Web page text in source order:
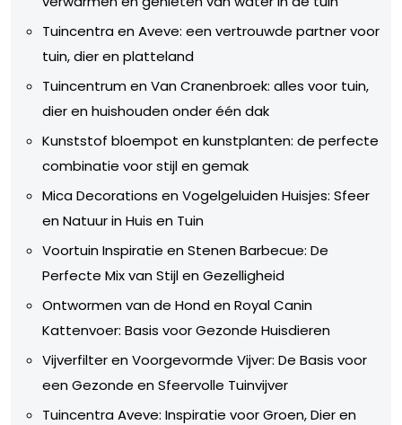
Tuincentra en Aveve: een vertrouwde partner voor
tuin, dier en platteland
Tuincentrum en Van Cranenbroek: alles voor tuin,
dier en huishouden onder één dak
Kunststof bloempot en kunstplanten: de perfecte
combinatie voor stijl en gemak
Mica Decorations en Vogelgeluiden Huisjes: Sfeer
en Natuur in Huis en Tuin
Voortuin Inspiratie en Stenen Barbecue: De
Perfecte Mix van Stijl en Gezelligheid
Ontwormen van de Hond en Royal Canin
Kattenvoer: Basis voor Gezonde Huisdieren
Vijverfilter en Voorgevormde Vijver: De Basis voor
een Gezonde en Sfeervolle Tuinvijver
Tuincentra Aveve: Inspiratie voor Groen, Dier en